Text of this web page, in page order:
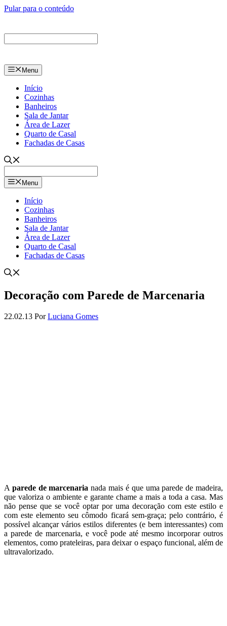
Pular para o conteúdo
Menu
Início
Cozinhas
Banheiros
Sala de Jantar
Área de Lazer
Quarto de Casal
Fachadas de Casas
Menu
Início
Cozinhas
Banheiros
Sala de Jantar
Área de Lazer
Quarto de Casal
Fachadas de Casas
Decoração com Parede de Marcenaria
22.02.13 PorLuciana Gomes
A parede de marcenaria nada mais é que uma parede de madeira,
que valoriza o ambiente e garante chame a mais a toda a casa. Mas
não pense que se você optar por uma decoração com este estilo e
com este elemento seu cômodo ficará sem-graça; pelo contrário, é
possível alcançar vários estilos diferentes (e bem interessantes) com
a parede de marcenaria, e você pode até mesmo incorporar outros
elementos, como prateleiras, para deixar o espaço funcional, além de
ultravalorizado.